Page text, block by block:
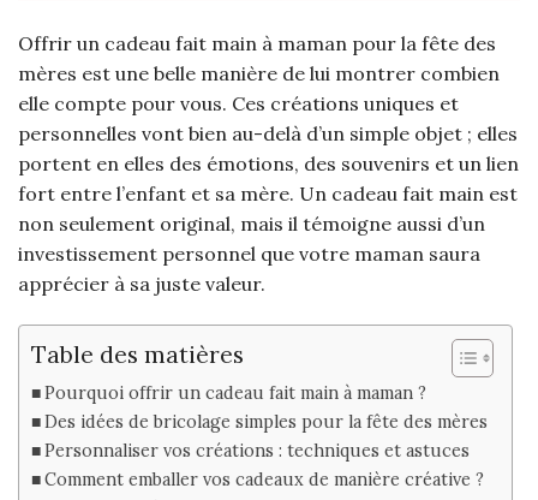
Offrir un cadeau fait main à maman pour la fête des
mères est une belle manière de lui montrer combien
elle compte pour vous. Ces créations uniques et
personnelles vont bien au-delà d’un simple objet ; elles
portent en elles des émotions, des souvenirs et un lien
fort entre l’enfant et sa mère. Un cadeau fait main est
non seulement original, mais il témoigne aussi d’un
investissement personnel que votre maman saura
apprécier à sa juste valeur.
Table des matières
Pourquoi offrir un cadeau fait main à maman ?
Des idées de bricolage simples pour la fête des mères
Personnaliser vos créations : techniques et astuces
Comment emballer vos cadeaux de manière créative ?